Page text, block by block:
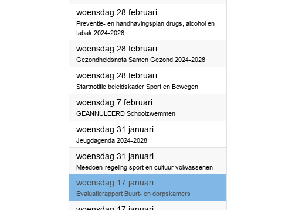
woensdag 28 februari2024
Preventie- en handhavingsplan drugs, alcohol en
tabak 2024-2028
woensdag 28 februari2024
Gezondheidsnota Samen Gezond 2024-2028
woensdag 28 februari2024
Startnotitie beleidskader Sport en Bewegen
woensdag 7 februari2024
GEANNULEERD Schoolzwemmen
woensdag 31 januari2024
Jeugdagenda 2024-2028
woensdag 31 januari2024
Meedoen-regeling sport en cultuur volwassenen
woensdag 17 januari2024
Evaluatierapport Buurt- en dorpskamers